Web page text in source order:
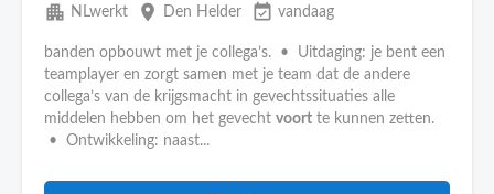
apartment NLwerkt place Den Helder event_available vandaag
banden opbouwt met je collega’s. • Uitdaging: je bent een
teamplayer en zorgt samen met je team dat de andere
collega’s van de krijgsmacht in gevechtssituaties alle
middelen hebben om het gevecht voort te kunnen zetten.
• Ontwikkeling: naast...